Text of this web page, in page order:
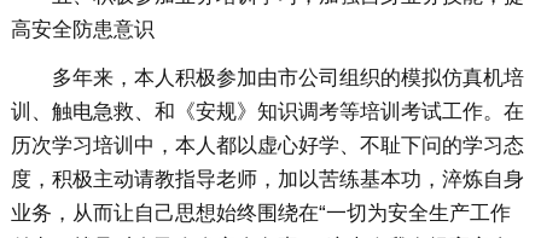
高安全防患意识
多年来，本人积极参加由市公司组织的模拟仿真机培
训、触电急救、和《安规》知识调考等培训考试工作。在
历次学习培训中，本人都以虚心好学、不耻下问的学习态
度，积极主动请教指导老师，加以苦练基本功，淬炼自身
业务，从而让自己思想始终围绕在“一切为安全生产工作